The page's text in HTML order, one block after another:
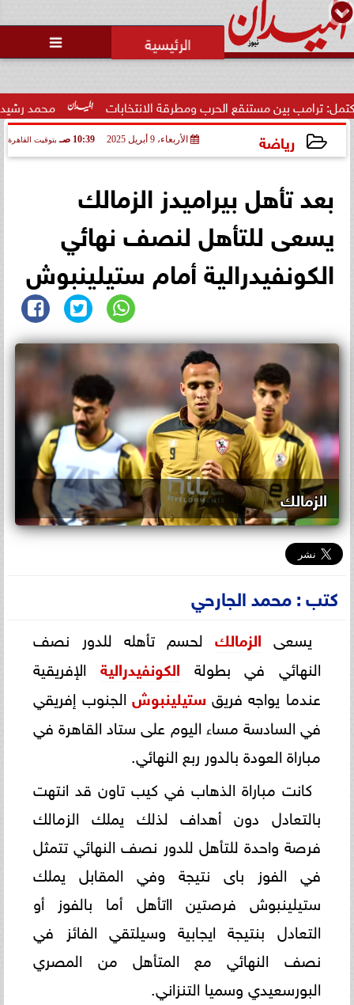

محمد رشيدي: لقاء مستنقع الحرب ومطرقة الانتخابات
رياضة الأربعاء، 9 أبريل 2025 10:39 صـ بتوقيت القاهرة
بعد تأهل بيراميدز الزمالك
يسعى للتأهل لنصف نهائي
الكونفيدرالية أمام ستيلينبوش
الزمالك
كتب : محمد الجارحي
يسعى الزمالكلحسم تأهله للدور نصف
النهائي في بطولة الكونفيدرالية الإفريقية
عندما يواجه فريق ستيلينبوش الجنوب إفريقي
في السادسة مساء اليوم على ستاد القاهرة في
مباراة العودة بالدور ربع النهائي.
كانت مباراة الذهاب في كيب تاون قد انتهت
بالتعادل دون أهداف لذلك يملك الزمالك
فرصة واحدة للتأهل للدور نصف النهائي تتمثل
في الفوز باى نتيجة وفي المقابل يملك
ستيلينبوش فرصتين ااتأهل أما بالفوز أو
التعادل بنتيجة ايجابية وسيلتقي الفائز في
نصف النهائي مع المتأهل من المصري
البورسعيدي وسميا التنزاني.